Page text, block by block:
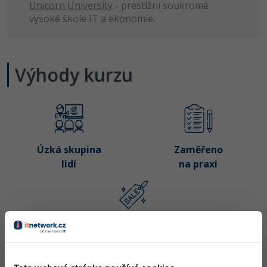
Linux
Elektronický podpis
Fórum
Unicorn University - prestižní soukromé
vysoké škole IT a ekonomie.
Výhody kurzu
Úzká skupina
lidí
Zaměřeno
na praxi
cena